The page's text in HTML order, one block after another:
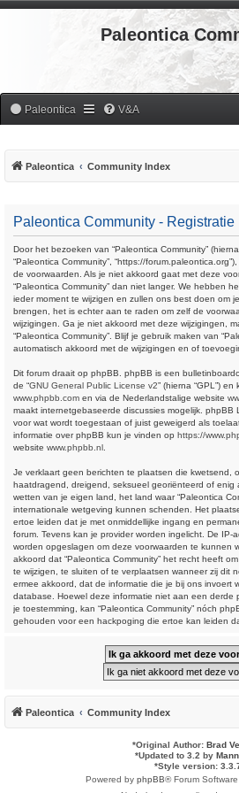
Paleontica
Paleontica V&A
Paleontica Community Index
Paleontica Community - Registratie
Door het bezoeken van “Paleontica Community” (hierna
“Paleontica Community”, “https://
de voorwaarden. Als je niet akkoord gaat met deze
“Paleontica Community” dan niet langer. We hebben
ieder moment te wijzigen en zullen ons best doen om
brengen, het is echter aan te raden om zelf de
wijzigingen. Ga je niet akkoord met deze wijzigingen,
“Paleontica Community”. Blijf je gebruik maken van
automatisch akkoord met de wijzigingen en of
Dit forum draait op phpBB. phpBB is een
de “GNU General Public License v2” (hierna “GPL”)
www.phpbb.com en via de Nederlandstalige website
maakt internetgebaseerde discussies mogelijk. phpBB
voor wat wordt toegestaan of juist geweigerd als
informatie over phpBB kun je vinden op https://
website www.phpbb.nl
Je verklaart geen berichten te plaatsen die kwetsend,
haatdragend, dreigend, seksueel georiënteerd of enig
wetten van je eigen land, het land waar “Paleontica
internationale wetgeving kunnen schenden. Het
ertoe leiden dat je met onmiddellijke ingang en
forum. Tevens kan je provider worden ingelicht. De IP-
worden opgeslagen om deze voorwaarden te kunnen
akkoord dat “Paleontica Community” het recht heeft
te wijzigen, te sluiten of te verplaatsen wanneer zij dit
ermee akkoord, dat de informatie die je bij ons invoert
database. Hoewel deze informatie niet aan een derde
je toestemming, kan “Paleontica Community” nóch
gehouden voor een hackpoging die ertoe kan leiden
Paleontica Community Index
*Original Author: Brad
*Updated to 3.2 by
*Style version:
Powered by phpBB® Forum